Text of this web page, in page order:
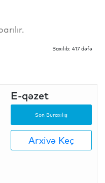
Baxılıb: 417 dəfə
E-qəzet
Son Buraxılış
Arxivə Keç